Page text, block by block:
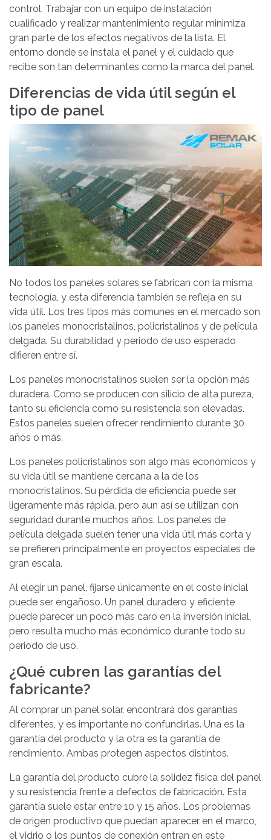
control. Trabajar con un equipo de instalación
cualificado y realizar mantenimiento regular minimiza
gran parte de los efectos negativos de la lista. El
entorno donde se instala el panel y el cuidado que
recibe son tan determinantes como la marca del panel.
Diferencias de vida útil según el
tipo de panel
No todos los paneles solares se fabrican con la misma
tecnología, y esta diferencia también se refleja en su
vida útil. Los tres tipos más comunes en el mercado son
los paneles monocristalinos, policristalinos y de película
delgada. Su durabilidad y periodo de uso esperado
difieren entre sí.
Los paneles monocristalinos suelen ser la opción más
duradera. Como se producen con silicio de alta pureza,
tanto su eficiencia como su resistencia son elevadas.
Estos paneles suelen ofrecer rendimiento durante 30
años o más.
Los paneles policristalinos son algo más económicos y
su vida útil se mantiene cercana a la de los
monocristalinos. Su pérdida de eficiencia puede ser
ligeramente más rápida, pero aun así se utilizan con
seguridad durante muchos años. Los paneles de
película delgada suelen tener una vida útil más corta y
se prefieren principalmente en proyectos especiales de
gran escala.
Al elegir un panel, fijarse únicamente en el coste inicial
puede ser engañoso. Un panel duradero y eficiente
puede parecer un poco más caro en la inversión inicial,
pero resulta mucho más económico durante todo su
periodo de uso.
¿Qué cubren las garantías del
fabricante?
Al comprar un panel solar, encontrará dos garantías
diferentes, y es importante no confundirlas. Una es la
garantía del producto y la otra es la garantía de
rendimiento. Ambas protegen aspectos distintos.
La garantía del producto cubre la solidez física del panel
y su resistencia frente a defectos de fabricación. Esta
garantía suele estar entre 10 y 15 años. Los problemas
de origen productivo que puedan aparecer en el marco,
el vidrio o los puntos de conexión entran en este